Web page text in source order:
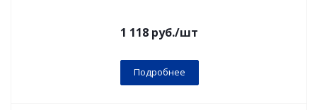
1 118 руб./шт
Подробнее